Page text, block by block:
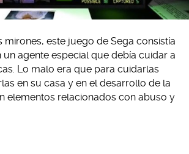
mirones, este juego de Sega consistía
un agente especial que debía cuidar a
Lo malo era que para cuidarlas
en su casa y en el desarrollo de la
elementos relacionados con abuso y